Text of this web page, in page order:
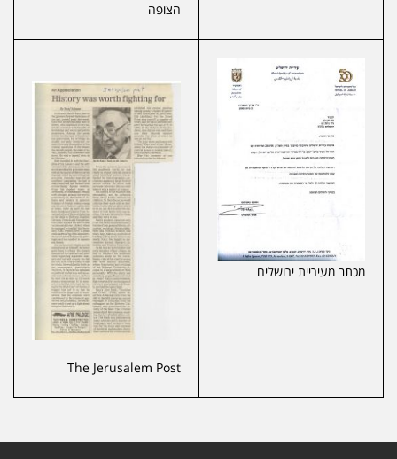
הצופה
מכתב מעיריית ירושלים
The Jerusalem Post